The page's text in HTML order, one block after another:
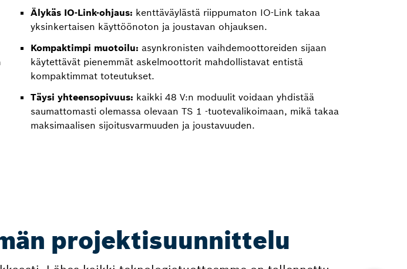
Älykäs IO-Link-ohjaus: kenttäväylästä riippumaton IO-Link takaa
yksinkertaisen käyttöönoton ja joustavan ohjauksen.
Kompaktimpi muotoilu: asynkronisten vaihdemoottoreiden sijaan
käytettävät pienemmät askelmoottorit mahdollistavat entistä
kompaktimmat toteutukset.
Täysi yhteensopivuus: kaikki 48 V:n moduulit voidaan yhdistää
saumattomasti olemassa olevaan TS 1 -tuotevalikoimaan, mikä takaa
maksimaalisen sijoitusvarmuuden ja joustavuuden.
projektisuunnittelu